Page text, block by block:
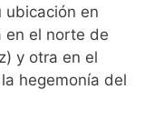
ubicación en
en el norte de
y otra en el
hegemonía del